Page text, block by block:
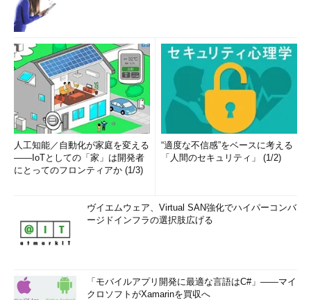
人工知能／自動化が家庭を変える
――IoTとしての「家」は開発者
にとってのフロンティアか (1/3)
“適度な不信感”をベースに考える
「人間のセキュリティ」 (1/2)
ヴイエムウェア、Virtual SAN強化でハイパーコンバ
ージドインフラの選択肢広げる
「モバイルアプリ開発に最適な言語はC#」――マイ
クロソフトがXamarinを買収へ